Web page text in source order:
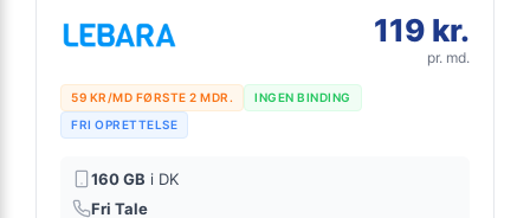
119 kr.
pr. md.
59 KR/MD FØRSTE 2 MDR.
INGEN BINDING
FRI OPRETTELSE
160 GB i DK
Fri Tale